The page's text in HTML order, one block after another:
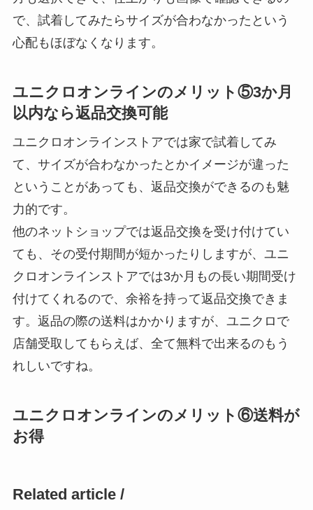
で、試着してみたらサイズが合わなかったという
心配もほぼなくなります。
ユニクロオンラインのメリット⑤3か月
以内なら返品交換可能
ユニクロオンラインストアでは家で試着してみ
て、サイズが合わなかったとかイメージが違った
ということがあっても、返品交換ができるのも魅
力的です。
他のネットショップでは返品交換を受け付けてい
ても、その受付期間が短かったりしますが、ユニ
クロオンラインストアでは3か月もの長い期間受け
付けてくれるので、余裕を持って返品交換できま
す。返品の際の送料はかかりますが、ユニクロで
店舗受取してもらえば、全て無料で出来るのもう
れしいですね。
ユニクロオンラインのメリット⑥送料が
お得
Related article /